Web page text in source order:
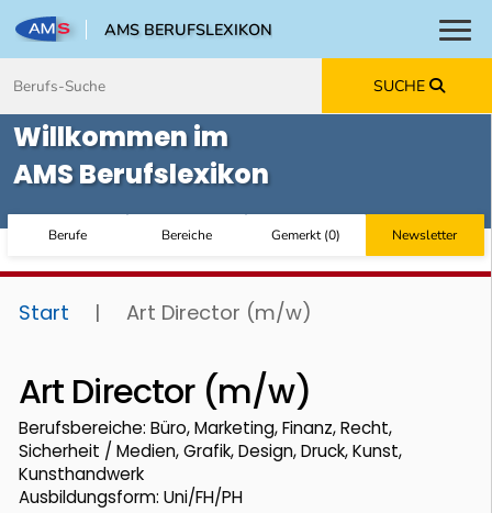
AMS BERUFSLEXIKON
SUCHE
Willkommen im
AMS Berufslexikon
Berufe Bereiche Gemerkt(0) Newsletter
Start | Art Director (m/w)
Art Director (m/w)
Berufsbereiche: Büro, Marketing, Finanz, Recht,
Sicherheit / Medien, Grafik, Design, Druck, Kunst,
Kunsthandwerk
Ausbildungsform: Uni/FH/PH